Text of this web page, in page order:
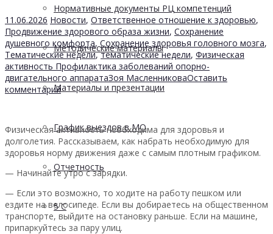
Нормативные документы РЦ компетенций
Методические материалы
Материалы и презентации
График выездов в МО
Отчетность
5 С
11.06.2026 Новости, Ответственное отношение к здоровью,
Продвижение здорового образа жизни, Сохранение
душевного комфорта, Сохранение здоровья головного мозга,
Тематические недели,тематические недели, Физическая
активность Профилактика заболеваний опорно-
двигательного аппаратаЗоя МасленниковаОставить
комментарий
Физическая активность необходима для здоровья и
долголетия. Рассказываем, как набрать необходимую для
здоровья норму движения даже с самым плотным графиком.
— Начинайте утро с зарядки.
— Если это возможно, то ходите на работу пешком или
ездите на велосипеде. Если вы добираетесь на общественном
транспорте, выйдите на остановку раньше. Если на машине,
припаркуйтесь за пару улиц.